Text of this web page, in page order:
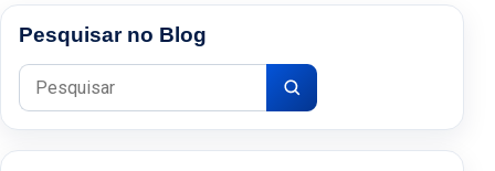
Pesquisar no Blog
Pesquisar por: